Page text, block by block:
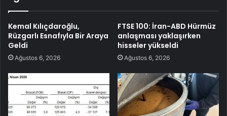
Kemal Kılıçdaroğlu,
Rüzgarlı Esnafıyla Bir Araya
Geldi
Ağustos 6, 2026
FTSE 100: İran-ABD Hürmüz
anlaşması yaklaşırken
hisseler yükseldi
Ağustos 6, 2026